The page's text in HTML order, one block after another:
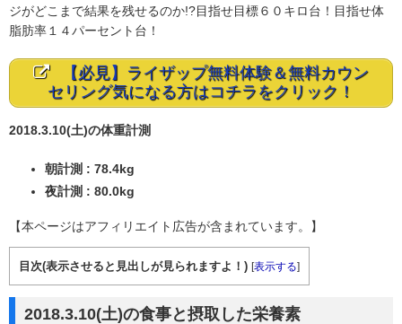
ジがどこまで結果を残せるのか!?目指せ目標６０キロ台！目指せ体
脂肪率１４パーセント台！
【必見】ライザップ無料体験＆無料カウン
セリング気になる方はコチラをクリック！
2018.3.10(土)の体重計測
朝計測 : 78.4kg
夜計測 : 80.0kg
【本ページはアフィリエイト広告が含まれています。】
目次(表示させると見出しが見られますよ！) [表示する]
2018.3.10(土)の食事と摂取した栄養素